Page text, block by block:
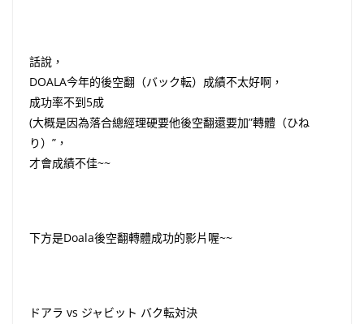
話說，
DOALA今年的後空翻（バック転）成績不太好啊，
成功率不到5成
(大概是因為落合總經理硬要他後空翻還要加”轉體（ひね
り）”，
才會成績不佳~~
下方是Doala後空翻轉體成功的影片喔~~
ドアラ vs ジャビット バク転対決